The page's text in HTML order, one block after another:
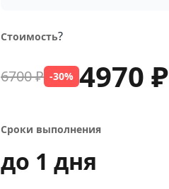
Стоимость?
6700 ₽ -30% 4970 ₽
Сроки выполнения
до 1 дня